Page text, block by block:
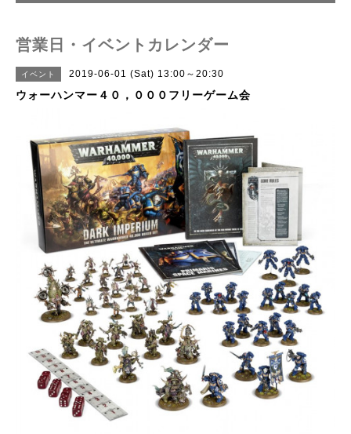
営業日・イベントカレンダー
イベント 2019-06-01 (Sat) 13:00～20:30
ウォーハンマー４０，０００フリーゲーム会